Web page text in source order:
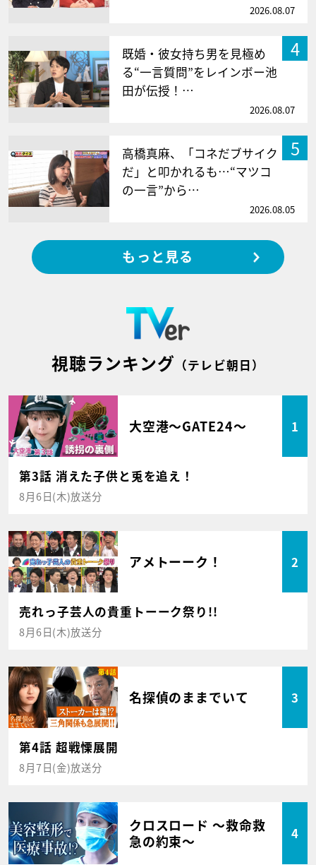
2026.08.07
4
既婚・彼女持ち男を見極め
る“一言質問”をレインボー池
田が伝授！…
2026.08.07
5
高橋真麻、「コネだブサイク
だ」と叩かれるも…“マツコ
の一言”から…
2026.08.05
もっと見る
視聴ランキング （テレビ朝日）
大空港～GATE24～ 1
第3話 消えた子供と兎を追え！
8月6日(木)放送分
アメトーーク！ 2
売れっ子芸人の貴重トーーク祭り!!
8月6日(木)放送分
名探偵のままでいて 3
第4話 超戦慄展開
8月7日(金)放送分
クロスロード ～救命救
急の約束～
4